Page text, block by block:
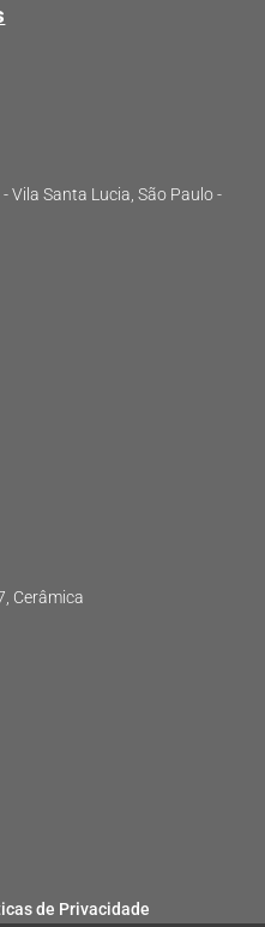
Vila Santa Lucia, São Paulo -
Cerâmica
de Privacidade